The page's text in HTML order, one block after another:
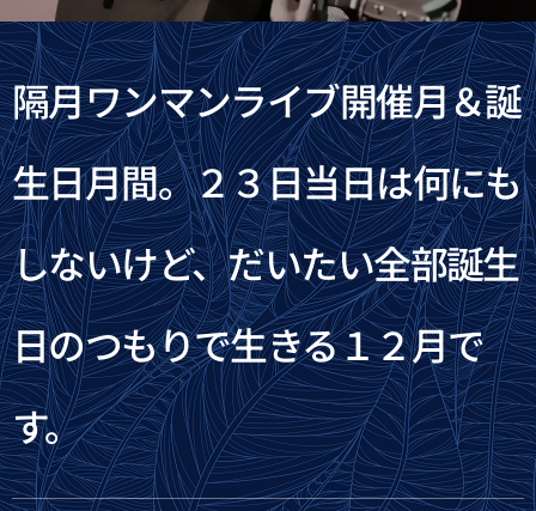
隔月ワンマンライブ開催月＆誕
生日月間。２３日当日は何にも
しないけど、だいたい全部誕生
日のつもりで生きる１２月で
す。